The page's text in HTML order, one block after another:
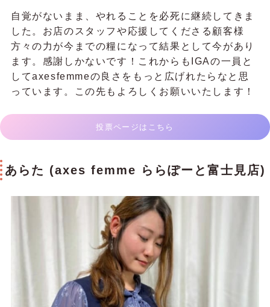
自覚がないまま、やれることを必死に継続してきま
した。お店のスタッフや応援してくださる顧客様
方々の力が今までの糧になって結果として今があり
ます。感謝しかないです！これからもIGAの一員と
してaxesfemmeの良さをもっと広げれたらなと思
っています。この先もよろしくお願いいたします！
投票ページはこちら
あらた (axes femme ららぽーと富士見店)